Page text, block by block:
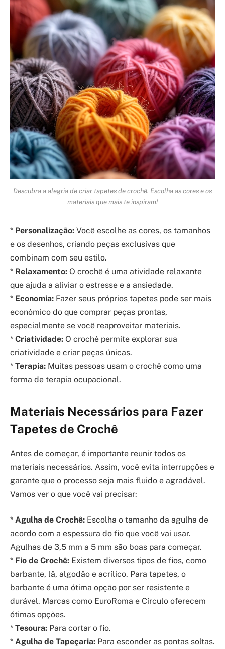
Descubra a alegria de criar tapetes de crochê. Escolha as cores e os
materiais que mais te inspiram!
* Personalização: Você escolhe as cores, os tamanhos
e os desenhos, criando peças exclusivas que
combinam com seu estilo.
* Relaxamento: O crochê é uma atividade relaxante
que ajuda a aliviar o estresse e a ansiedade.
* Economia: Fazer seus próprios tapetes pode ser mais
econômico do que comprar peças prontas,
especialmente se você reaproveitar materiais.
* Criatividade: O crochê permite explorar sua
criatividade e criar peças únicas.
* Terapia: Muitas pessoas usam o crochê como uma
forma de terapia ocupacional.
Materiais Necessários para Fazer
Tapetes de Crochê
Antes de começar, é importante reunir todos os
materiais necessários. Assim, você evita interrupções e
garante que o processo seja mais fluido e agradável.
Vamos ver o que você vai precisar:
* Agulha de Crochê: Escolha o tamanho da agulha de
acordo com a espessura do fio que você vai usar.
Agulhas de 3,5 mm a 5 mm são boas para começar.
* Fio de Crochê: Existem diversos tipos de fios, como
barbante, lã, algodão e acrílico. Para tapetes, o
barbante é uma ótima opção por ser resistente e
durável. Marcas como EuroRoma e Círculo oferecem
ótimas opções.
* Tesoura: Para cortar o fio.
* Agulha de Tapeçaria: Para esconder as pontas soltas.